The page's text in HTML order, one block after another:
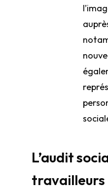
L’audit
travailleurs